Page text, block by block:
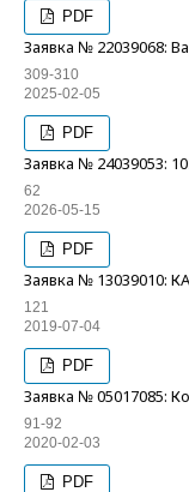
PDF
Заявка № 22039068:
309-310
2025-02-05
PDF
Заявка № 24039053:
62
2026-05-15
PDF
Заявка № 13039010:
121
2019-07-04
PDF
Заявка № 05017085:
91-92
2020-02-03
PDF